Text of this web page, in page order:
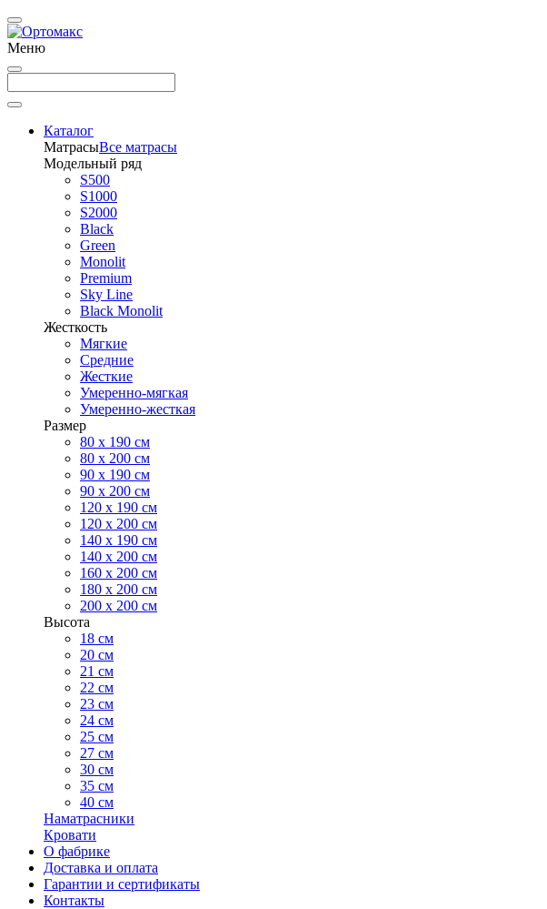
Меню
Каталог
МатрасыВсе матрасы
Модельный ряд
S500
S1000
S2000
Black
Green
Monolit
Premium
Sky Line
Black Monolit
Жесткость
Мягкие
Средние
Жесткие
Умеренно-мягкая
Умеренно-жесткая
Размер
80 х 190 см
80 х 200 см
90 х 190 см
90 х 200 см
120 х 190 см
120 х 200 см
140 х 190 см
140 х 200 см
160 х 200 см
180 х 200 см
200 х 200 см
Высота
18 см
20 см
21 см
22 см
23 см
24 см
25 см
27 см
30 см
35 см
40 см
Наматрасники
Кровати
О фабрике
Доставка и оплата
Гарантии и сертификаты
Контакты